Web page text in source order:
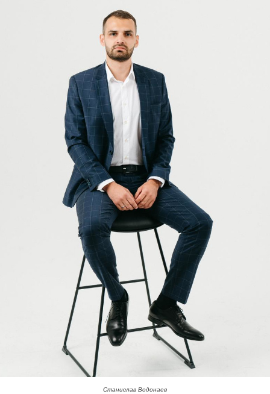
Станислав Водонаев